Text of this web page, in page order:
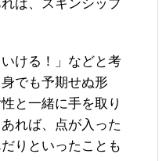
ば、スキンシップ
ける！」などと考
でも予期せぬ形
と一緒に手を取り
れば、点が入った
りといったことも